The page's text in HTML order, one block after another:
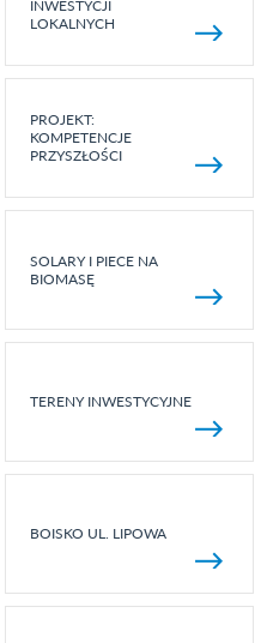
INWESTYCJI
LOKALNYCH
PROJEKT:
KOMPETENCJE
PRZYSZŁOŚCI
SOLARY I PIECE NA
BIOMASĘ
TERENY INWESTYCYJNE
BOISKO UL. LIPOWA